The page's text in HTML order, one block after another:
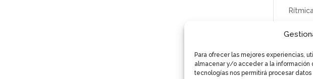
Para ofrecer las mejores experiencias,
almacenar y/o acceder a la información
tecnologías nos permitirá procesar